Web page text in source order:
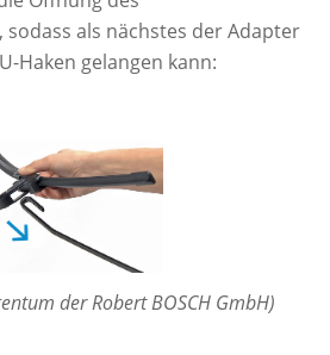
als nächstes der Adapter
Haken gelangen kann:
der Robert BOSCH GmbH)